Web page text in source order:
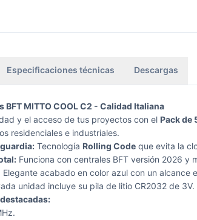
Especificaciones técnicas Descargas
BFT MITTO COOL C2 - Calidad Italiana
y el acceso de tus proyectos con el Pack de
residenciales e industriales.
Tecnología Rolling Code que evita la
Funciona con centrales BFT versión 2026 y
Elegante acabado en color azul con un
unidad incluye su pila de litio CR2032 de 3V.